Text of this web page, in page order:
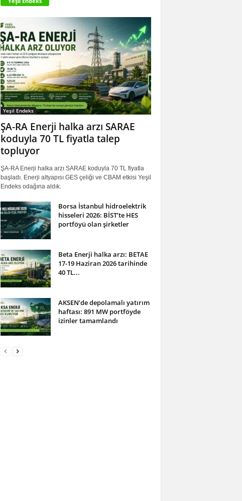
Yeşil Endeks
ŞA-RA Enerji halka arzı SARAE
koduyla 70 TL fiyatla talep
topluyor
ŞA-RA Enerji halka arzı SARAE koduyla 70 TL fiyatla
başladı. Enerji altyapısı GES çeliği ve CBAM etkisi Yeşil
Endeks odağına aldık.
Borsa İstanbul hidroelektrik
hisseleri 2026: BİST’te HES
portföyü olan şirketler
Beta Enerji halka arzı: BETAE
17-19 Haziran 2026 tarihinde
40 TL...
AKSEN’de depolamalı yatırım
haftası: 891 MW portföyde
izinler tamamlandı